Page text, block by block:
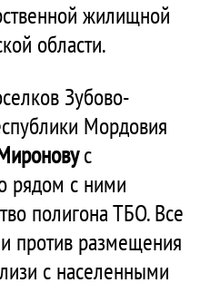
жилищной
области.
Зубово-
Мордовия
с
рядом с ними
полигона ТБО. Все
против размещения
с населенными